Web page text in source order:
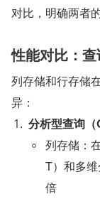
对比，明确两者
性能对比：
列存储和行存储
异：
分析型查询（
列存储：
T）和多
倍